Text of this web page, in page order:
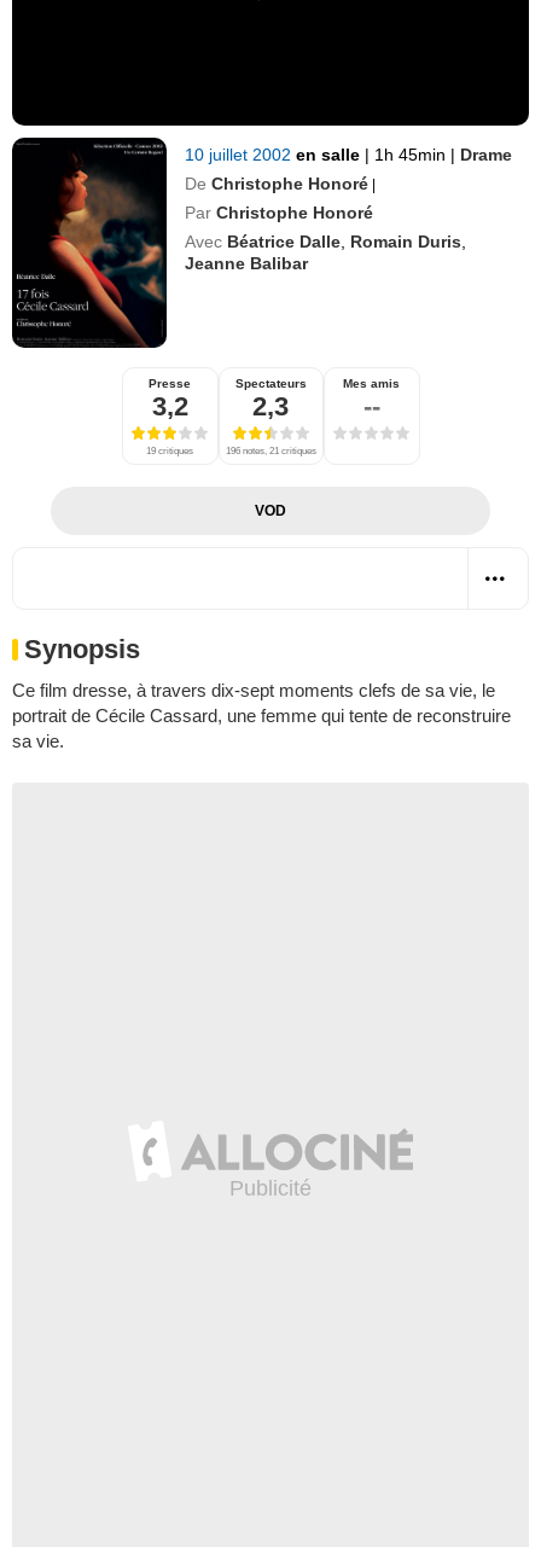
10 juillet 2002en salle | 1h 45min | Drame
De Christophe Honoré |
Par Christophe Honoré
Avec Béatrice Dalle Romain Duris
Jeanne Balibar
Presse
3,2
19 critiques
Spectateurs
2,3
196 notes, 21 critiques
Mes amis
--
VOD
Synopsis
Ce film dresse, à travers dix-sept moments clefs de sa vie, le
portrait de Cécile Cassard, une femme qui tente de reconstruire
sa vie.